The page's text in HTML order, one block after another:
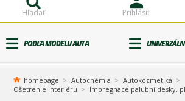
Prihlásiť
Hľadať
PODĽA MODELU AUTA
homepage Autochémia
Autokozmetika
Ošetrenie interiéru
Impregnace palubní desky,